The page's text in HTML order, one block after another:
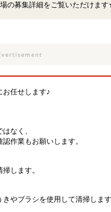
の募集詳細をご覧いただけま
お任せします♪
なく、
作業もお願いします。
します。
やブラシを使用して清掃します